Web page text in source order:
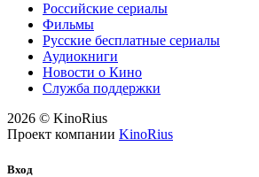
Российские сериалы
Фильмы
Русские бесплатные сериалы
Аудиокниги
Новости о Кино
Служба поддержки
2026 © KinoRius
Проект компании KinoRius
Вход